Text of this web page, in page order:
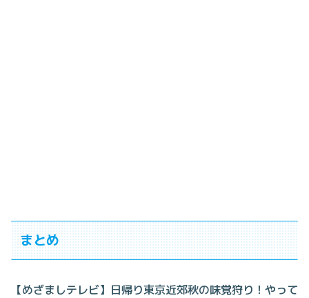
まとめ
【めざましテレビ】日帰り東京近郊秋の味覚狩り！やって